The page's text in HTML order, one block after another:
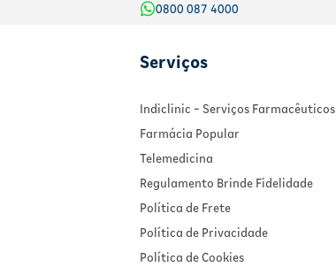
0800 087 4000
Serviços
Indiclinic - Serviços Farmacêuticos
Farmácia Popular
Telemedicina
Regulamento Brinde Fidelidade
Política de Frete
Política de Privacidade
Política de Cookies